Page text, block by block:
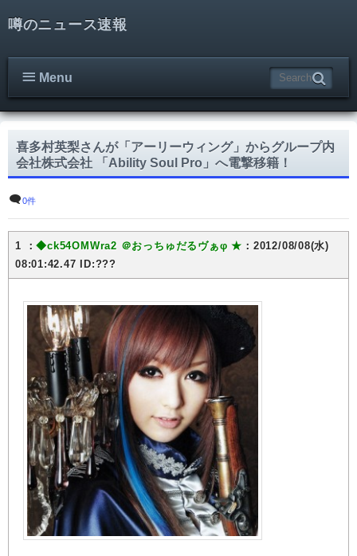
噂のニュース速報
Menu
喜多村英梨さんが「アーリーウィング」からグループ内
会社株式会社 「Ability Soul Pro」へ電撃移籍！
0件
1 ：◆ck54OMWra2 ＠おっちゅだるヴぁφ ★ ：2012/08/08(水)
08:01:42.47 ID:???